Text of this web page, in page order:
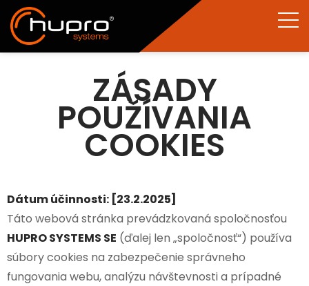
ZÁSADY
POUŽÍVANIA
COOKIES
Dátum účinnosti: [23.2.2025]
Táto webová stránka prevádzkovaná spoločnosťou
HUPRO SYSTEMS SE (ďalej len „spoločnosť“) používa
súbory cookies na zabezpečenie správneho
fungovania webu, analýzu návštevnosti a prípadné